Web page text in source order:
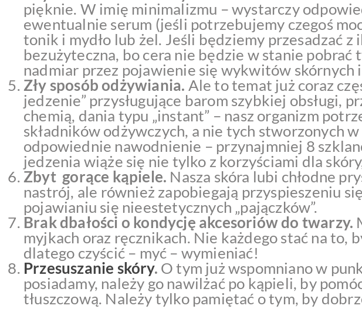
pięknie. W imię minimalizmu – wystarczy
ewentualnie serum (jeśli potrzebujemy czegoś
tonik i mydło lub żel. Jeśli będziemy przesadzać
bezużyteczna, bo cera nie będzie w stanie pobrać
nadmiar przez pojawienie się wykwitów skórnych
Zły sposób odżywiania. Ale to temat już coraz
jedzenie” przysługujące barom szybkiej obsługi,
chemią, dania typu „instant” – nasz organizm
składników odżywczych, a nie tych stworzonych
odpowiednie nawodnienie – przynajmniej 8
jedzenia wiąże się nie tylko z korzyściami dla
Zbyt gorące kąpiele. Nasza skóra lubi chłodne
nastrój, ale również zapobiegają przyspieszeniu
pojawianiu się nieestetycznych „pajączków”.
Brak dbałości o kondycję akcesoriów do twarzy.
myjkach oraz ręcznikach. Nie każdego stać na to,
dlatego czyścić – myć – wymieniać!
Przesuszanie skóry. O tym już wspomniano w
posiadamy, należy go nawilżać po kąpieli, by
tłuszczową. Należy tylko pamiętać o tym, by